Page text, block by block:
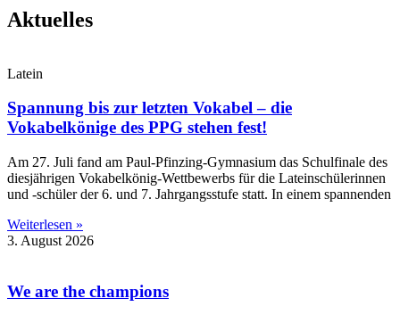
Aktuelles
Latein
Spannung bis zur letzten Vokabel – die
Vokabelkönige des PPG stehen fest!
Am 27. Juli fand am Paul-Pfinzing-Gymnasium das Schulfinale des
diesjährigen Vokabelkönig-Wettbewerbs für die Lateinschülerinnen
und -schüler der 6. und 7. Jahrgangsstufe statt. In einem spannenden
Weiterlesen »
3. August 2026
We are the champions